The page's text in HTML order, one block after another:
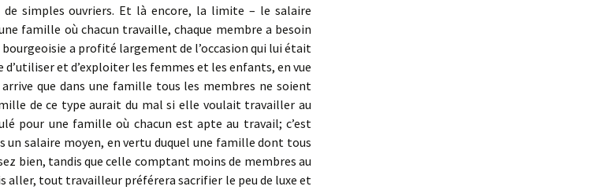
simples ouvriers. Et là encore, la limite – le salaire
famille où chacun travaille, chaque membre a besoin
a profité largement de l’occasion qui lui était
et d’exploiter les femmes et les enfants, en vue
arrive que dans une famille tous les membres ne soient
de ce type aurait du mal si elle voulait travailler au
pour une famille où chacun est apte au travail; c’est
un salaire moyen, en vertu duquel une famille dont tous
bien, tandis que celle comptant moins de membres au
aller, tout travailleur préférera sacrifier le peu de luxe et